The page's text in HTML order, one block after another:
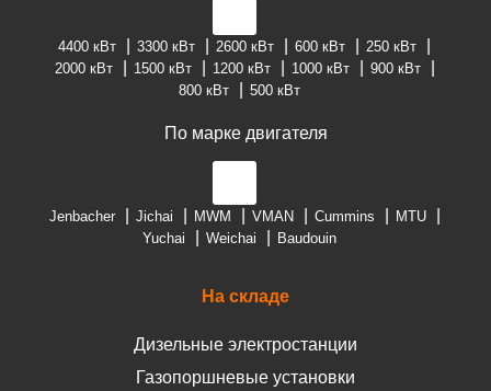
4400 кВт 3300 кВт 2600 кВт 600 кВт
250 кВт
2000 кВт
1500 кВт 1200 кВт 1000 кВт
900 кВт
800 кВт
500 кВт
По марке двигателя
Jenbacher Jichai MWM VMAN Cummins
MTU
Yuchai
Weichai Baudouin
На складе
Дизельные электростанции
Газопоршневые установки